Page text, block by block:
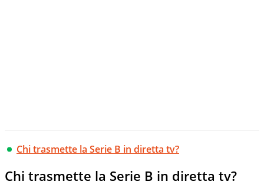
Chi trasmette la Serie B in diretta tv?
Chi trasmette la Serie B in diretta tv?